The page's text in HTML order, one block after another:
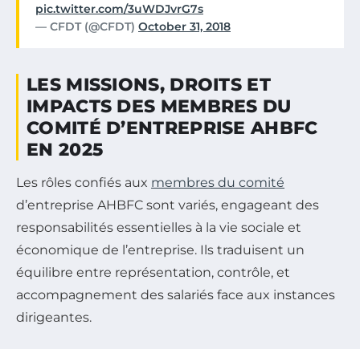
pic.twitter.com/3uWDJvrG7s
— CFDT (@CFDT) October 31, 2018
LES MISSIONS, DROITS ET
IMPACTS DES MEMBRES DU
COMITÉ D’ENTREPRISE AHBFC
EN 2025
Les rôles confiés aux membres du comité
d’entreprise AHBFC sont variés, engageant des
responsabilités essentielles à la vie sociale et
économique de l’entreprise. Ils traduisent un
équilibre entre représentation, contrôle, et
accompagnement des salariés face aux instances
dirigeantes.